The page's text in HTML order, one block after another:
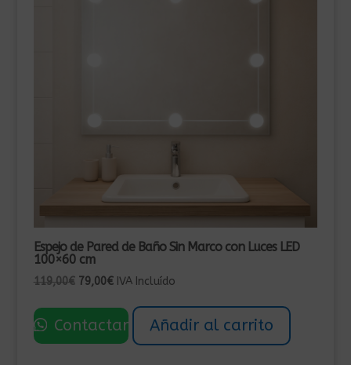
Espejo de Pared de Baño Sin Marco con Luces LED
100×60 cm
119,00€ El
original
79,00€El
actual
IVA Incluído
Contactar Añadir al carrito